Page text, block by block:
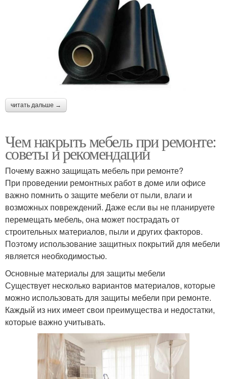
читать дальше →
Чем накрыть мебель при ремонте:
советы и рекомендации
Почему важно защищать мебель при ремонте?
При проведении ремонтных работ в доме или офисе
важно помнить о защите мебели от пыли, влаги и
возможных повреждений. Даже если вы не планируете
перемещать мебель, она может пострадать от
строительных материалов, пыли и других факторов.
Поэтому использование защитных покрытий для мебели
является необходимостью.
Основные материалы для защиты мебели
Существует несколько вариантов материалов, которые
можно использовать для защиты мебели при ремонте.
Каждый из них имеет свои преимущества и недостатки,
которые важно учитывать.